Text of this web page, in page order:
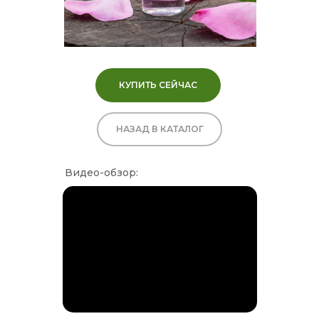
НАЗАД В КАТАЛОГ
КУПИТЬ СЕЙЧАС
Видео-обзор: